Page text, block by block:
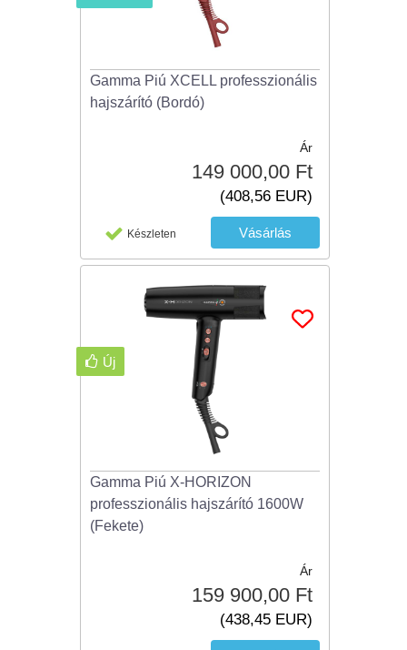
Gamma Piú XCELL professzionális
hajszárító (Bordó)
Ár
149 000,00 Ft
(408,56 EUR)
Készleten
Gamma Piú X-HORIZON
professzionális hajszárító 1600W
(Fekete)
Ár
159 900,00 Ft
(438,45 EUR)
Új